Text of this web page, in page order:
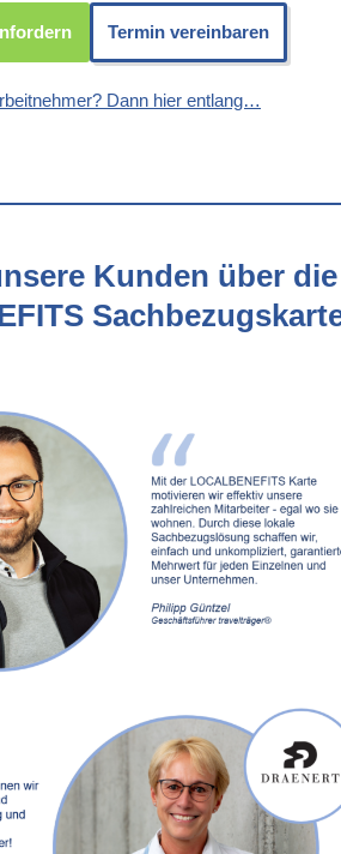
Termin vereinbaren
Dann hier entlang…
Kunden über die